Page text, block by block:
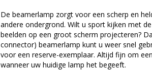
De beamerlamp zorgt voor een scherp en
andere ondergrond. Wilt u sport kijken met
beelden op een groot scherm projecteren?
connector) beamerlamp kunt u weer snel
voor een reserve-exemplaar. Altijd fijn om
wanneer uw huidige lamp het begeeft.